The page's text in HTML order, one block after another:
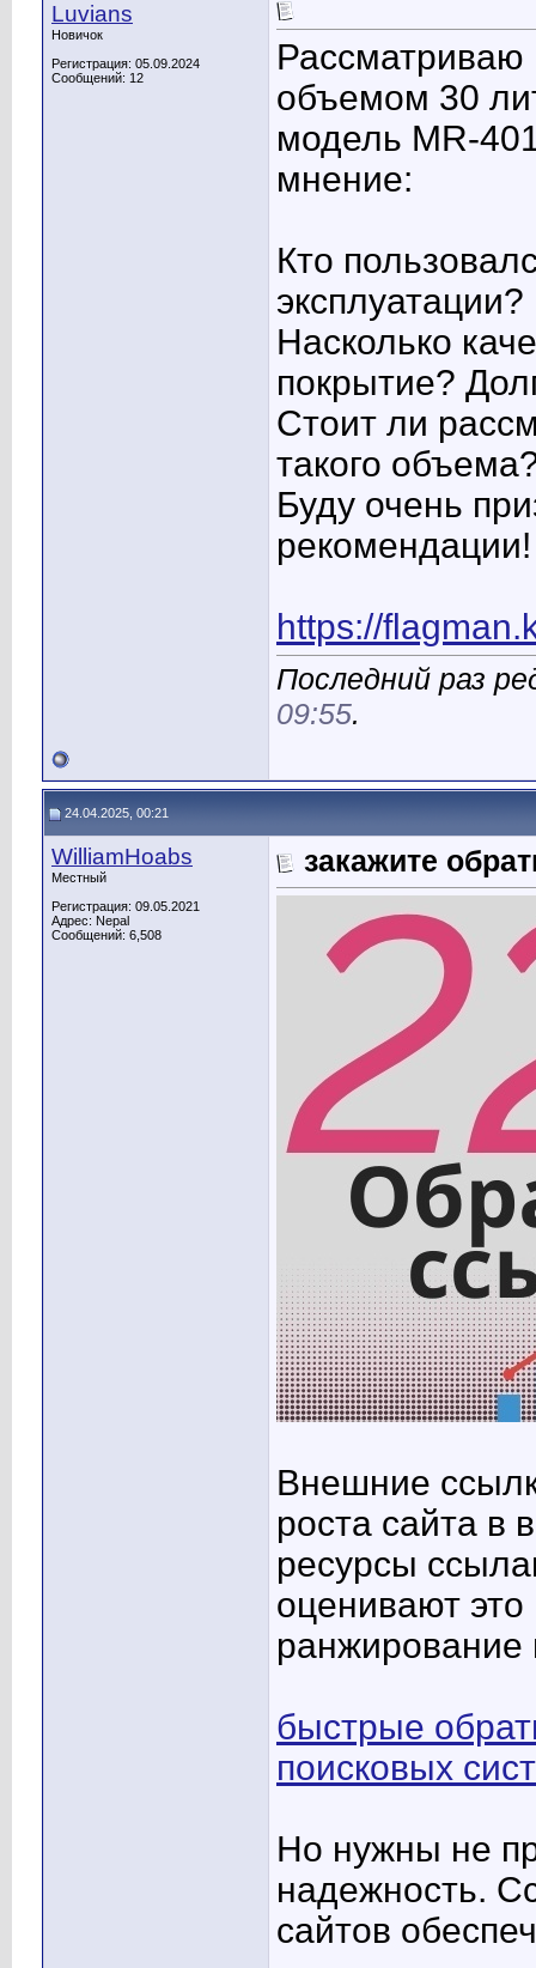
Luvians
Новичок
Регистрация: 05.09.2024
Сообщений: 12
Рассматриваю
объемом 30
модель MR-
мнение:
Кто
эксплуатации?
Насколько
покрытие?
Стоит ли
такого
Буду очень
рекомендации!
https://
Последний раз
09:55.
24.04.2025, 00:21
WilliamHoabs
Местный
Регистрация: 09.05.2021
Адрес: Nepal
Сообщений: 6,508
закажите
Внешние
роста сайта в
ресурсы
оценивают
ранжирование
быстрые
поисковых
Но нужны не
надежность.
сайтов